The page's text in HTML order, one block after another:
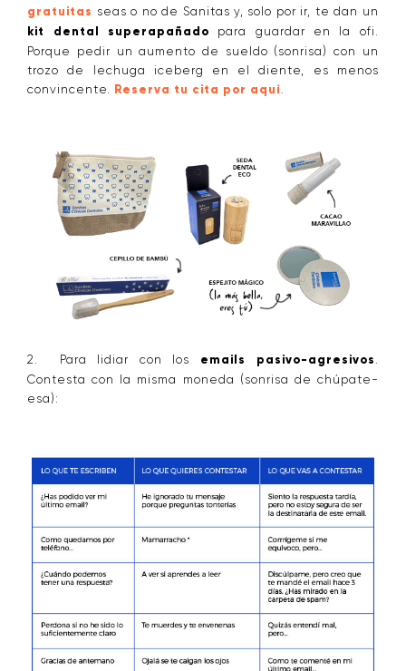
gratuitas seas o no de Sanitas y, solo por ir, te dan un
kit dental superapañado para guardar en la ofi.
Porque pedir un aumento de sueldo (sonrisa) con un
trozo de lechuga iceberg en el diente, es menos
convincente.
Reserva tu cita por aquí
2. Para lidiar con los emails pasivo-agresivos
Contesta con la misma moneda (sonrisa de chúpate-
esa):